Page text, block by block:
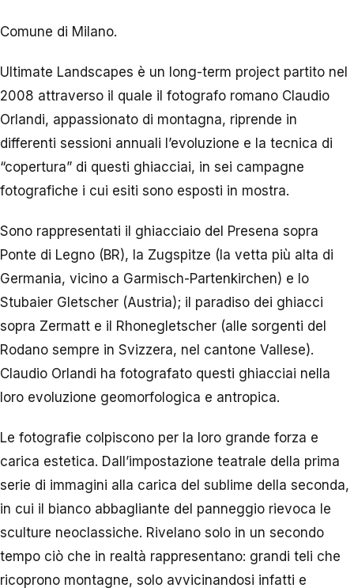
Comune di Milano.
Ultimate Landscapes è un long-term project partito nel
2008 attraverso il quale il fotografo romano Claudio
Orlandi, appassionato di montagna, riprende in
differenti sessioni annuali l’evoluzione e la tecnica di
“copertura” di questi ghiacciai, in sei campagne
fotografiche i cui esiti sono esposti in mostra.
Sono rappresentati il ghiacciaio del Presena sopra
Ponte di Legno (BR), la Zugspitze (la vetta più alta di
Germania, vicino a Garmisch-Partenkirchen) e lo
Stubaier Gletscher (Austria); il paradiso dei ghiacci
sopra Zermatt e il Rhonegletscher (alle sorgenti del
Rodano sempre in Svizzera, nel cantone Vallese).
Claudio Orlandi ha fotografato questi ghiacciai nella
loro evoluzione geomorfologica e antropica.
Le fotografie colpiscono per la loro grande forza e
carica estetica. Dall’impostazione teatrale della prima
serie di immagini alla carica del sublime della seconda,
in cui il bianco abbagliante del panneggio rievoca le
sculture neoclassiche. Rivelano solo in un secondo
tempo ciò che in realtà rappresentano: grandi teli che
ricoprono montagne, solo avvicinandosi infatti e